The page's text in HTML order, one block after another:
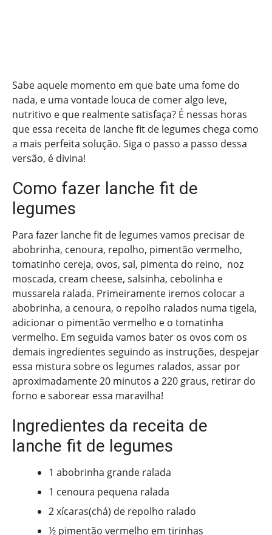
Sabe aquele momento em que bate uma fome do
nada, e uma vontade louca de comer algo leve,
nutritivo e que realmente satisfaça? É nessas horas
que essa receita de lanche fit de legumes chega como
a mais perfeita solução. Siga o passo a passo dessa
versão, é divina!
Como fazer lanche fit de
legumes
Para fazer lanche fit de legumes vamos precisar de
abobrinha, cenoura, repolho, pimentão vermelho,
tomatinho cereja, ovos, sal, pimenta do reino, noz
moscada, cream cheese, salsinha, cebolinha e
mussarela ralada. Primeiramente iremos colocar a
abobrinha, a cenoura, o repolho ralados numa tigela,
adicionar o pimentão vermelho e o tomatinha
vermelho. Em seguida vamos bater os ovos com os
demais ingredientes seguindo as instruções, despejar
essa mistura sobre os legumes ralados, assar por
aproximadamente 20 minutos a 220 graus, retirar do
forno e saborear essa maravilha!
Ingredientes da receita de
lanche fit de legumes
1 abobrinha grande ralada
1 cenoura pequena ralada
2 xícaras(chá) de repolho ralado
½ pimentão vermelho em tirinhas